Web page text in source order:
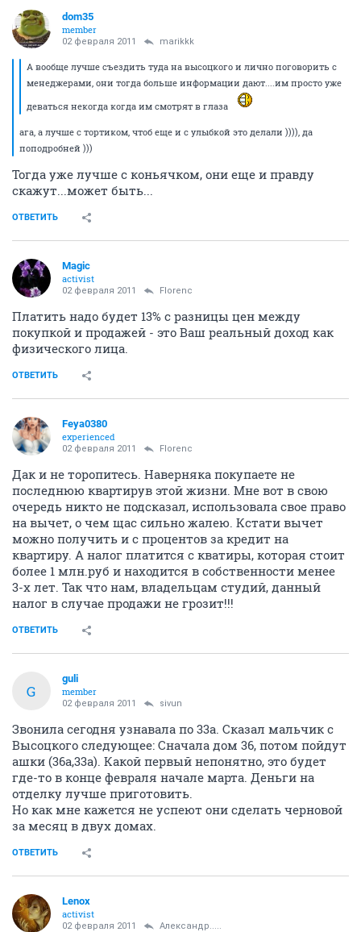
dom35
member
02 февраля 2011 marikkk
А вообще лучше съездить туда на высоцкого и лично поговорить с
менеджерами, они тогда больше информации дают....им просто уже
деваться некогда когда им смотрят в глаза
ага, а лучше с тортиком, чтоб еще и с улыбкой это делали )))), да
поподробней )))
Тогда уже лучше с коньячком, они еще и правду
скажут...может быть...
ОТВЕТИТЬ
Magic
activist
02 февраля 2011 Florenc
Платить надо будет 13% с разницы цен между
покупкой и продажей - это Ваш реальный доход как
физического лица.
ОТВЕТИТЬ
Feya0380
experienced
02 февраля 2011 Florenc
Дак и не торопитесь. Наверняка покупаете не
последнюю квартирув этой жизни. Мне вот в свою
очередь никто не подсказал, использовала свое право
на вычет, о чем щас сильно жалею. Кстати вычет
можно получить и с процентов за кредит на
квартиру. А налог платится с кватиры, которая стоит
более 1 млн.руб и находится в собственности менее
3-х лет. Так что нам, владельцам студий, данный
налог в случае продажи не грозит!!!
ОТВЕТИТЬ
G
guli
member
02 февраля 2011 sivun
Звонила сегодня узнавала по 33а. Сказал мальчик с
Высоцкого следующее: Сначала дом 36, потом пойдут
ашки (36а,33а). Какой первый непонятно, это будет
где-то в конце февраля начале марта. Деньги на
отделку лучше приготовить.
Но как мне кажется не успеют они сделать черновой
за месяц в двух домах.
ОТВЕТИТЬ
Lenox
activist
02 февраля 2011 Александр.....